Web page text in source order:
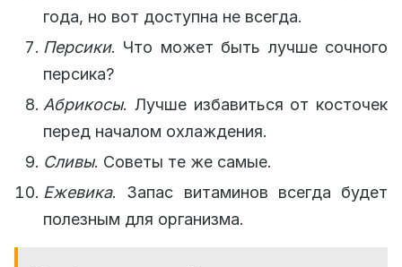
года, но вот доступна не всегда.
Персики. Что может быть лучше сочного
персика?
Абрикосы. Лучше избавиться от косточек
перед началом охлаждения.
Сливы. Советы те же самые.
Ежевика. Запас витаминов всегда будет
полезным для организма.